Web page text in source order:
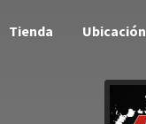
Tienda Ubicación